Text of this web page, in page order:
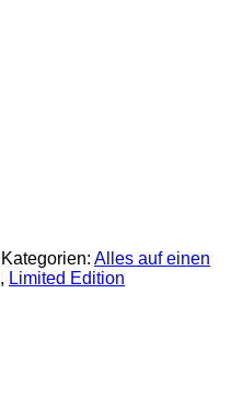
Kategorien: Alles auf einen
, Limited Edition